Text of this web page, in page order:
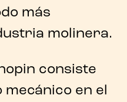
más
molinera.
consiste
en el